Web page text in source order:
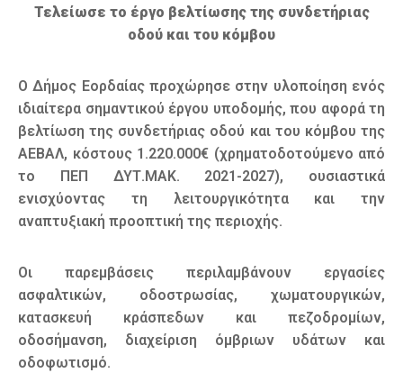
Τελείωσε το έργο βελτίωσης της συνδετήριας
οδού και του κόμβου
Ο Δήμος Εορδαίας προχώρησε στην υλοποίηση ενός
ιδιαίτερα σημαντικού έργου υποδομής, που αφορά τη
βελτίωση της συνδετήριας οδού και του κόμβου της
ΑΕΒΑΛ, κόστους 1.220.000€ (χρηματοδοτούμενο από
το ΠΕΠ ΔΥΤ.ΜΑΚ. 2021-2027), ουσιαστικά
ενισχύοντας τη λειτουργικότητα και την
αναπτυξιακή προοπτική της περιοχής.
Οι παρεμβάσεις περιλαμβάνουν εργασίες
ασφαλτικών, οδοστρωσίας, χωματουργικών,
κατασκευή κράσπεδων και πεζοδρομίων,
οδοσήμανση, διαχείριση όμβριων υδάτων και
οδοφωτισμό.